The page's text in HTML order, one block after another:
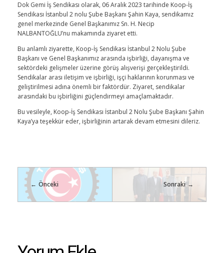
Dok Gemi İş Sendikası olarak, 06 Aralık 2023 tarihinde Koop-İş
Sendikası İstanbul 2 nolu Şube Başkanı Şahin Kaya, sendikamız
genel merkezinde Genel Başkanımız Sn. H. Necip
NALBANTOĞLU’nu makamında ziyaret etti.
Bu anlamlı ziyarette, Koop-İş Sendikası İstanbul 2 Nolu Şube
Başkanı ve Genel Başkanımız arasında işbirliği, dayanışma ve
sektördeki gelişmeler üzerine görüş alışverişi gerçekleştirildi.
Sendikalar arası iletişim ve işbirliği, işçi haklarının korunması ve
geliştirilmesi adına önemli bir faktördür. Ziyaret, sendikalar
arasındaki bu işbirliğini güçlendirmeyi amaçlamaktadır.
Bu vesileyle, Koop-İş Sendikası İstanbul 2 Nolu Şube Başkanı Şahin
Kaya’ya teşekkür eder, işbirliğinin artarak devam etmesini dileriz.
Önceki Sonraki